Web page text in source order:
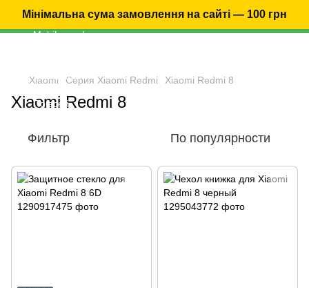
Мінімальна сума замовлення на сайті — 100 грн
Xiaomi Серия Xiaomi Redmi Xiaomi Redmi 8
Xiaomi Redmi 8
Фильтр По популярности